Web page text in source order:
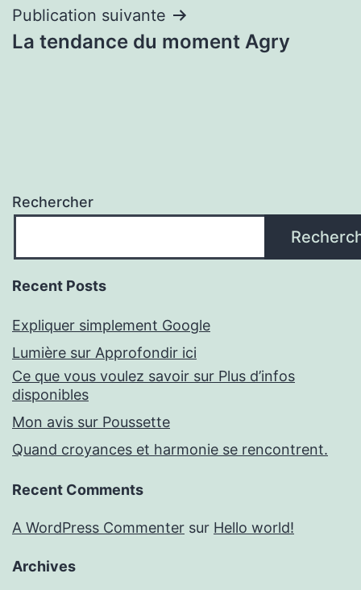
l’article
Publication suivante
La tendance du moment Agry
Rechercher
Recent Posts
Expliquer simplement Google
Lumière sur Approfondir ici
Ce que vous voulez savoir sur Plus d’infos
disponibles
Mon avis sur Poussette
Quand croyances et harmonie se rencontrent.
Recent Comments
A WordPress Commenter sur Hello world!
Archives